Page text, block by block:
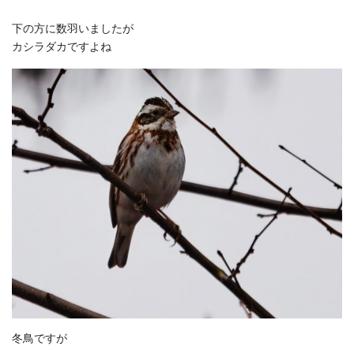
下の方に数羽いましたが
カシラダカですよね
冬鳥ですが